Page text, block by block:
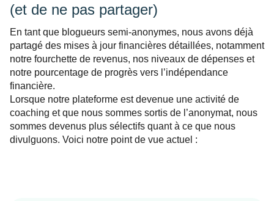
(et de ne pas partager)
En tant que blogueurs semi-anonymes, nous avons déjà
partagé des mises à jour financières détaillées, notamment
notre fourchette de revenus, nos niveaux de dépenses et
notre pourcentage de progrès vers l’indépendance
financière.
Lorsque notre plateforme est devenue une activité de
coaching et que nous sommes sortis de l’anonymat, nous
sommes devenus plus sélectifs quant à ce que nous
divulguons. Voici notre point de vue actuel :